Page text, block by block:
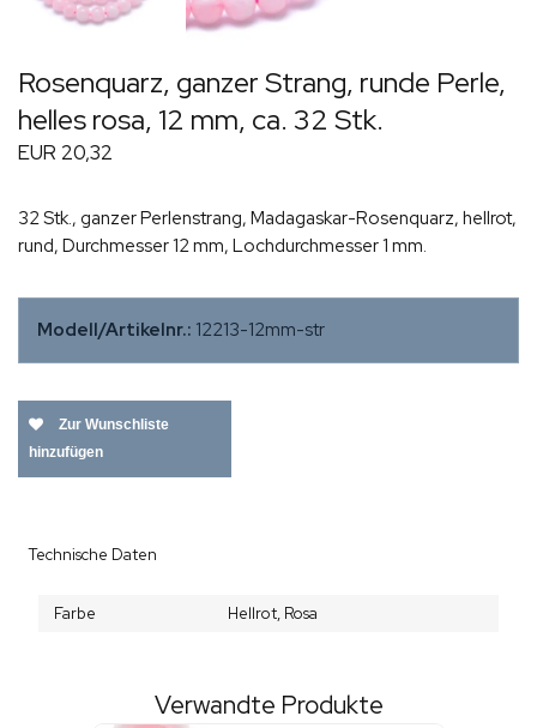
Rosenquarz, ganzer Strang, runde Perle,
helles rosa, 12 mm, ca. 32 Stk.
EUR 20,32
32 Stk., ganzer Perlenstrang, Madagaskar-Rosenquarz, hellrot,
rund, Durchmesser 12 mm, Lochdurchmesser 1 mm.
Modell/Artikelnr.: 12213-12mm-str
Zur Wunschliste
hinzufügen
Technische Daten
Farbe Hellrot, Rosa
Verwandte Produkte